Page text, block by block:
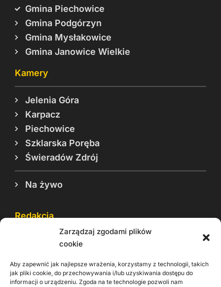
Zarządzaj zgodami plików
cookie
Aby zapewnić jak najlepsze wrażenia, korzystamy z technologii, takich
jak pliki cookie, do przechowywania i/lub uzyskiwania dostępu do
informacji o urządzeniu. Zgoda na te technologie pozwoli nam
Gmina Piechowice
Gmina Podgórzyn
Gmina Mysłakowice
Gmina Janowice Wielkie
Kamery
Jelenia Góra
Karpacz
Piechowice
Szklarska Poręba
Świeradów Zdrój
Na żywo
Redakcja
Reklama
Rodo